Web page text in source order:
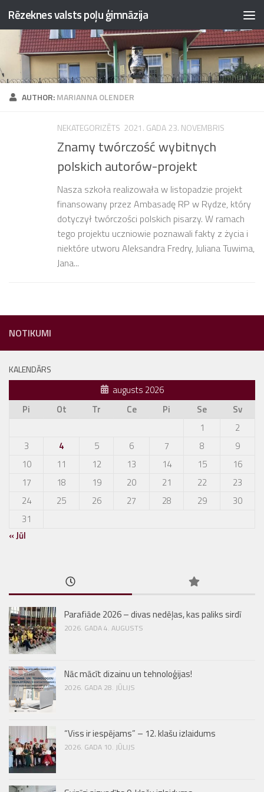
Skip to content
Rēzeknes valsts poļu ģimnāzija
AUTHOR:MARIANNA OLENDER
NEKATEGORIZĒTS 2021. GADA 23. NOVEMBRIS
Znamy twórczość wybitnych
polskich autorów-projekt
Nasza szkoła realizowała w listopadzie projekt
finansowany przez Ambasadę RP w Rydze, który
dotyczył twórczości polskich pisarzy. W ramach
tego projektu uczniowie poznawali fakty z życia i
niektóre utworu Aleksandra Fredry, Juliana Tuwima,
Jana...
NOTIKUMI
KALENDĀRS
augusts 2026
Pi
Ot Tr Ce Pi Se
Sv
1
2
3
4 5 6 7 8
9
10
11 12 13 14 15
16
17
18 19 20 21 22
23
24
25 26 27 28 29
30
31
« Jūl
Parafiāde 2026 – divas nedēļas, kas paliks sirdī
2026. GADA 4. AUGUSTS
Nāc mācīt dizainu un tehnoloģijas!
2026. GADA 28. JŪLIJS
“Viss ir iespējams” – 12. klašu izlaidums
2026. GADA 10. JŪLIJS